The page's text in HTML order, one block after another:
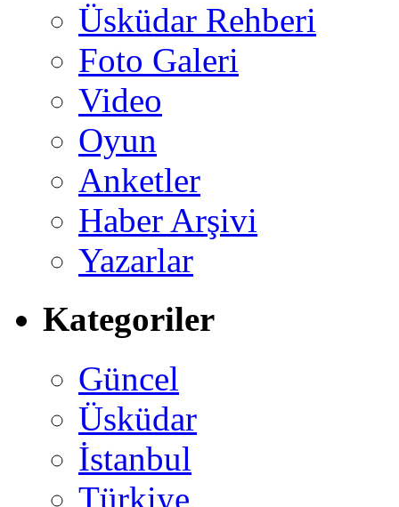
Üsküdar Rehberi
Foto Galeri
Video
Oyun
Anketler
Haber Arşivi
Yazarlar
Kategoriler
Güncel
Üsküdar
İstanbul
Türkiye